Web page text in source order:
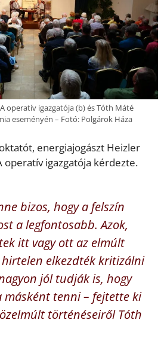
operatív igazgatója (b) és Tóth Máté
eseményén – Fotó: Polgárok Háza
energiajogászt Heizler
operatív igazgatója kérdezte.
bizos, hogy a felszín
a legfontosabb. Azok,
itt vagy ott az elmúlt
elkezdték kritizálni
jól tudják is, hogy
tenni – fejtette ki
történéseiről Tóth